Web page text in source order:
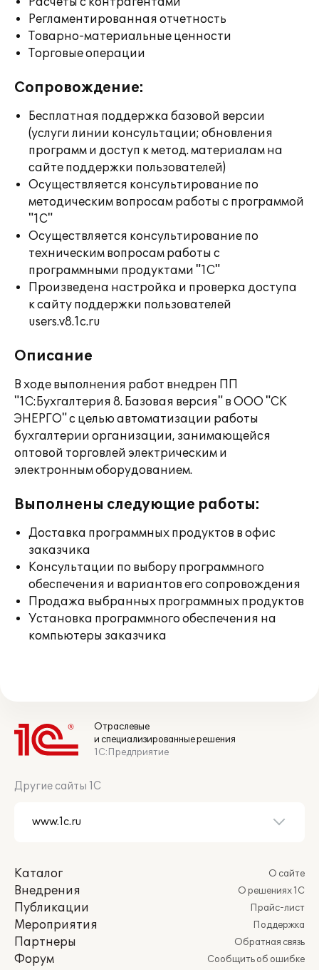
Регламентированная отчетность
Товарно-материальные ценности
Торговые операции
Сопровождение:
Бесплатная поддержка базовой версии
(услуги линии консультации; обновления
программ и доступ к метод. материалам на
сайте поддержки пользователей)
Осуществляется консультирование по
методическим вопросам работы с программой
"1С"
Осуществляется консультирование по
техническим вопросам работы с
программными продуктами "1С"
Произведена настройка и проверка доступа
к сайту поддержки пользователей
users.v8.1c.ru
Описание
В ходе выполнения работ внедрен ПП
"1С:Бухгалтерия 8. Базовая версия" в ООО "СК
ЭНЕРГО" с целью автоматизации работы
бухгалтерии организации, занимающейся
оптовой торговлей электрическим и
электронным оборудованием.
Выполнены следующие работы:
Доставка программных продуктов в офис
заказчика
Консультации по выбору программного
обеспечения и вариантов его сопровождения
Продажа выбранных программных продуктов
Установка программного обеспечения на
компьютеры заказчика
Отраслевые
и специализированные решения
1С:Предприятие
Другие сайты 1С
Каталог
Внедрения
Публикации
Мероприятия
Партнеры
Форум
О сайте
О решениях 1С
Прайс-лист
Поддержка
Обратная связь
Сообщить об ошибке